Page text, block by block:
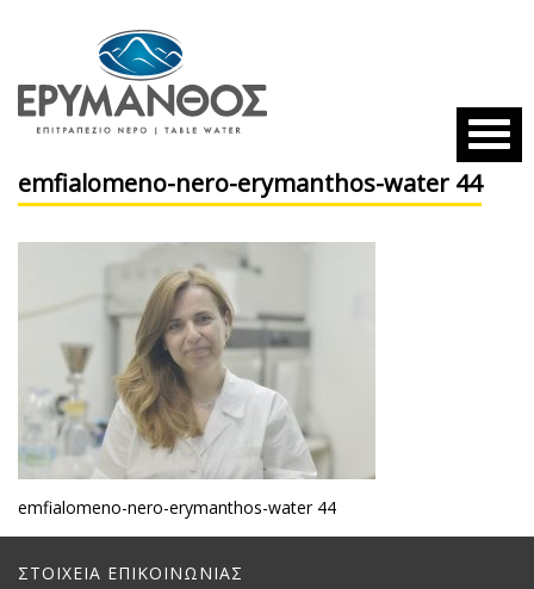
emfialomeno-nero-erymanthos-water 44
emfialomeno-nero-erymanthos-water 44
ΣΤΟΙΧΕΊΑ ΕΠΙΚΟΙΝΩΝΊΑΣ